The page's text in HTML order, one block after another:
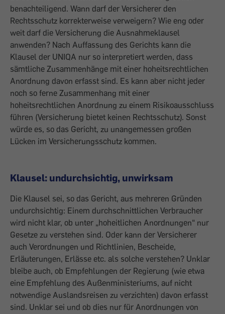
benachteiligend. Wann darf der Versicherer den
Rechtsschutz korrekterweise verweigern? Wie eng oder
weit darf die Versicherung die Ausnahmeklausel
anwenden? Nach Auffassung des Gerichts kann die
Klausel der UNIQA nur so interpretiert werden, dass
sämtliche Zusammenhänge mit einer hoheitsrechtlichen
Anordnung davon erfasst sind. Es kann aber nicht jeder
noch so ferne Zusammenhang mit einer
hoheitsrechtlichen Anordnung zu einem Risikoausschluss
führen (Versicherung bietet keinen Rechtsschutz). Sonst
würde es, so das Gericht, zu unangemessen großen
Lücken im Versicherungsschutz kommen.
Klausel: undurchsichtig, unwirksam
Die Klausel sei, so das Gericht, aus mehreren Gründen
undurchsichtig: Einem durchschnittlichen Verbraucher
wird nicht klar, ob unter „hoheitlichen Anordnungen“ nur
Gesetze zu verstehen sind. Oder kann der Versicherer
auch Verordnungen und Richtlinien, Bescheide,
Erläuterungen, Erlässe etc. als solche verstehen? Unklar
bleibe auch, ob Empfehlungen der Regierung (wie etwa
eine Empfehlung des Außenministeriums, auf nicht
notwendige Auslandsreisen zu verzichten) davon erfasst
sind. Unklar sei und ob dies nur für Anordnungen von